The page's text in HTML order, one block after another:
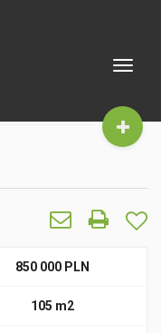
Toggle
850 000 PLN
105 m2